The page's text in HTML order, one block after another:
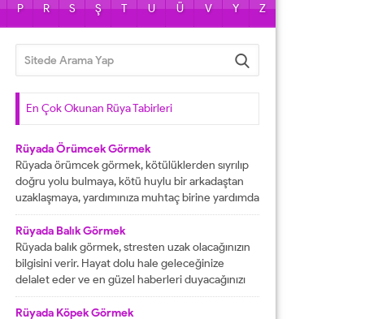
P R S Ş T U Ü V Y Z
En Çok Okunan Rüya Tabirleri
Rüyada Örümcek Görmek
Rüyada örümcek görmek, kötülüklerden sıyrılıp
doğru yolu bulmaya, kötü huylu bir arkadaştan
uzaklaşmaya, yardımınıza muhtaç birine yardımda
bulunmaya işarettir. Rüyada örümcekler görmek
yani çok sayıda örümcekler görülmesi kısa
zamanda haneye gelecek bolluk ve berekete,
aile içinden birine gelecek paraya tabir edilir.
Rüyada evde örümcek görmek, düşmanı
tarafından kötülüğe uğramaya, sıkıntılar içine...
Rüyada Balık Görmek
Rüyada balık görmek, stresten uzak olacağınızın
bilgisini verir. Hayat dolu hale geleceğinize
delalet eder ve en güzel haberleri duyacağınızı
göstermektedir. Büyük bir mutluluğa
ulaşacağınıza delalet eder ve kısmetlerinizin
Rüyada Köpek Görmek